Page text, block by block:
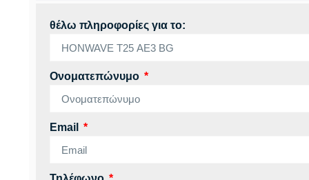
θέλω πληροφορίες για το:
Ονοματεπώνυμο
Email